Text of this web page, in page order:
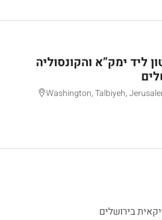
ליד ימק”א והקונסוליה
Washington, Talbiyeh,
בירושלים